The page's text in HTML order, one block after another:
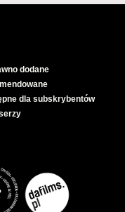
dodane
dla subskrybentów